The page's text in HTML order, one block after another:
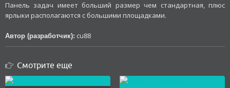
Панель задач имеет больший размер чем стандартная, плюс
ярлыки располагаются с большими площадками.
Автор (разработчик): cu88
Смотрите еще